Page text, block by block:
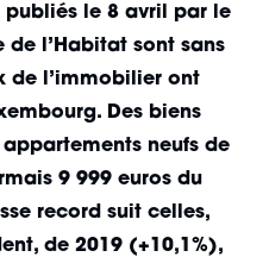
publiés le 8 avril par le
de l’Habitat sont sans
de l’immobilier ont
Des biens
neufs de
9 999 euros du
record suit celles,
de 2019 (+10,1%),